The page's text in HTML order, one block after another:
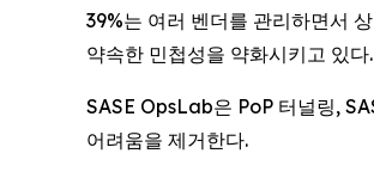
39%는 여러 벤더를 관리하면서
약속한 민첩성을 약화시키고 있다.
SASE OpsLab은 PoP 터널링,
어려움을 제거한다.